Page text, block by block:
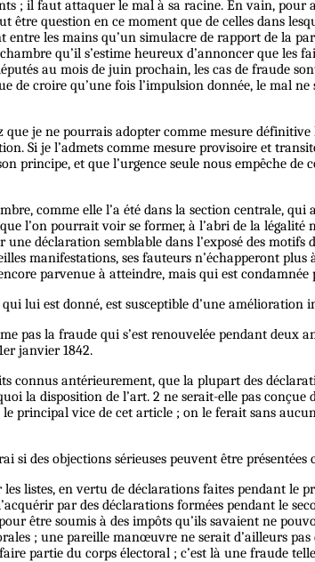
; il faut attaquer le mal à sa racine. En vain, pour
être question en ce moment que de celles dans
entre les mains qu’un simulacre de rapport de
qu’il s’estime heureux d’annoncer que
au mois de juin prochain, les cas de fraude
de croire qu’une fois l’impulsion donnée, le mal
je ne pourrais adopter comme mesure
Si je l’admets comme mesure provisoire et
principe, et que l’urgence seule nous empêche
comme elle l’a été dans la section centrale,
l’on pourrait voir se former, à l’abri de la
déclaration semblable dans l’exposé des motifs
manifestations, ses fauteurs n’échapperont
parvenue à atteindre, mais qui est condamnée
lui est donné, est susceptible d’une amélioration
pas la fraude qui s’est renouvelée pendant
janvier 1842.
connus antérieurement, que la plupart des
la disposition de l’art. 2 ne serait-elle pas
principal vice de cet article ; on le ferait sans
si des objections sérieuses peuvent être
listes, en vertu de déclarations faites pendant le
par des déclarations formées pendant le
être soumis à des impôts qu’ils savaient ne
; une pareille manœuvre ne serait d’ailleurs
partie du corps électoral ; c’est là une fraude